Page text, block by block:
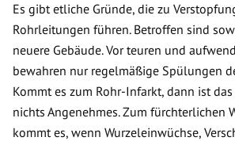
Es gibt etliche Gründe, die zu
Rohrleitungen führen. Betroffen sind
neuere Gebäude. Vor teuren und
bewahren nur regelmäßige Spülungen
Kommt es zum Rohr-Infarkt, dann ist
nichts Angenehmes. Zum fürchterlichen
kommt es, wenn Wurzeleinwüchse,